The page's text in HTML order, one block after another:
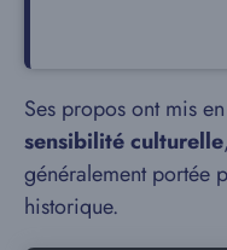
Ses propos ont mis
sensibilité culturelle
généralement portée
historique.